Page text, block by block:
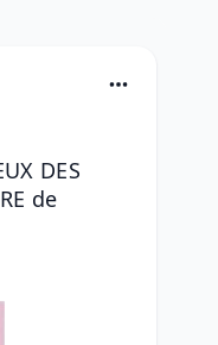
DES
de